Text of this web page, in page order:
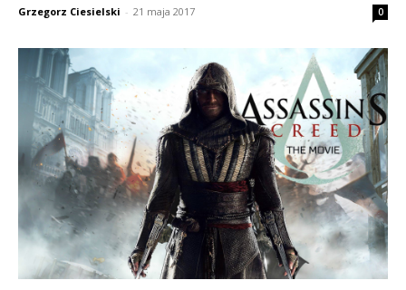
Grzegorz Ciesielski - 21 maja 2017 0